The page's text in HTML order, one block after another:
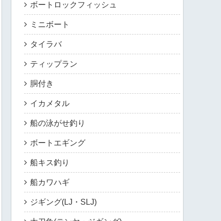
ボートロックフィッシュ
ミニボート
タイラバ
ティップラン
胴付き
イカメタル
船の泳がせ釣り
ボートエギング
船キス釣り
船カワハギ
ジギング(LJ・SLJ)